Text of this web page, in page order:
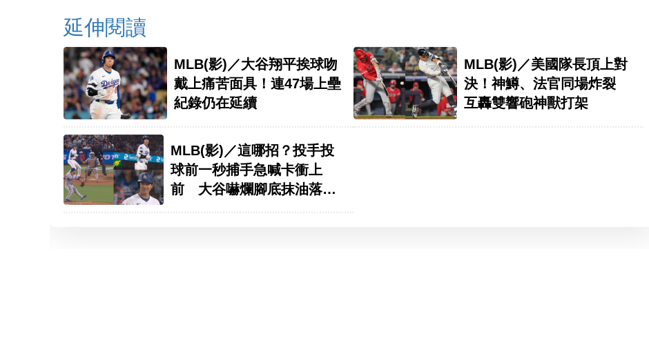
延伸閱讀
MLB(影)／大谷翔平挨球吻
戴上痛苦面具！連47場上壘
紀錄仍在延續
MLB(影)／美國隊長頂上對
決！神鱒、法官同場炸裂
互轟雙響砲神獸打架
MLB(影)／這哪招？投手投
球前一秒捕手急喊卡衝上
前 大谷嚇爛腳底抹油落荒